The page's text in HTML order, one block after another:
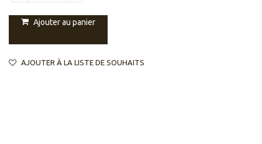
Ajouter au panier
AJOUTER À LA LISTE DE SOUHAITS